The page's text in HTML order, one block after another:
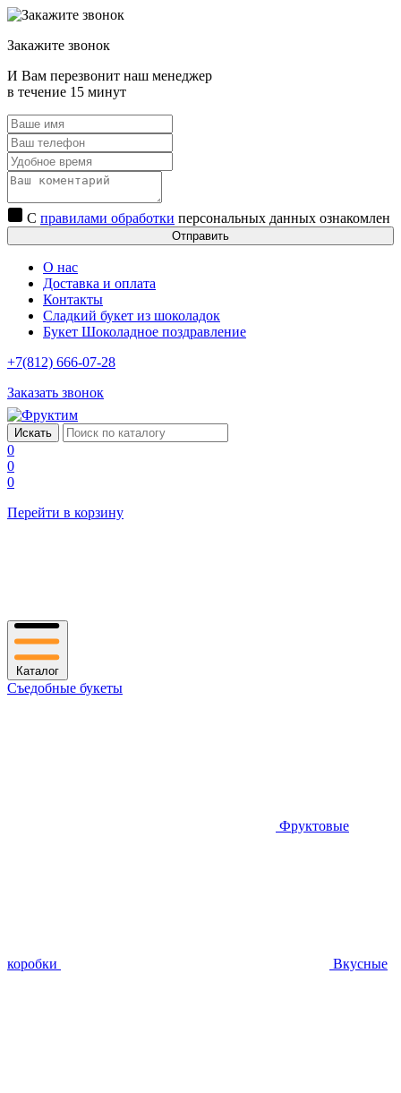
Закажите звонок
И Вам перезвонит наш менеджер
в течение 15 минут
С правилами обработки персональных данных ознакомлен
Отправить
О нас
Доставка и оплата
Контакты
Сладкий букет из шоколадок
Букет Шоколадное поздравление
+7(812) 666-07-28
Заказать звонок
0
0
0
Перейти в корзину
Каталог
Съедобные букеты
Фруктовые
коробки Вкусные